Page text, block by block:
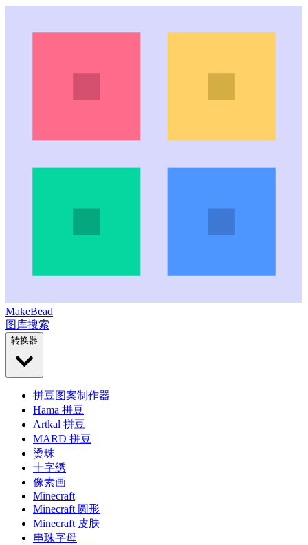
MakeBead
图库搜索
转换器
拼豆图案制作器
Hama 拼豆
Artkal 拼豆
MARD 拼豆
烫珠
十字绣
像素画
Minecraft
Minecraft 圆形
Minecraft 皮肤
串珠字母